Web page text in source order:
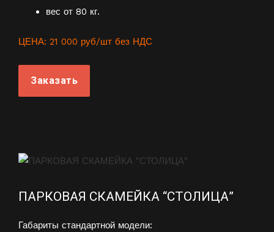
вес от 80 кг.
ЦЕНА: 21 000 руб/шт без НДС
Заказать
ПАРКОВАЯ СКАМЕЙКА “СТОЛИЦА”
Габариты стандартной модели: